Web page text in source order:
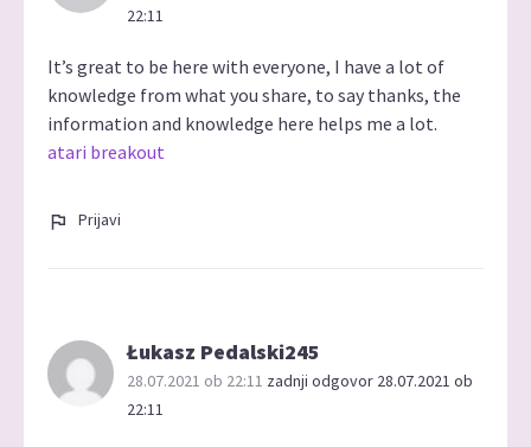
22:11
It’s great to be here with everyone, I have a lot of
knowledge from what you share, to say thanks, the
information and knowledge here helps me a lot.
atari breakout
Prijavi
Łukasz Pedalski245
28.07.2021 ob 22:11 zadnji odgovor 28.07.2021 ob
22:11